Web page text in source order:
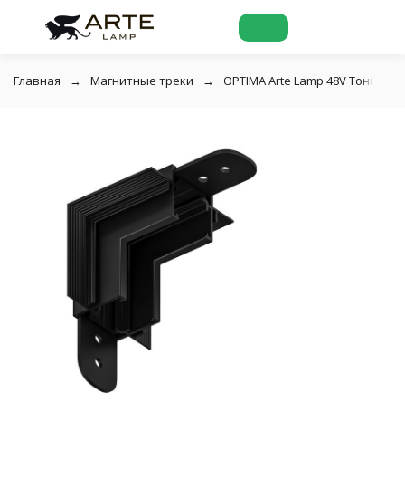
Главная Магнитные треки OPTIMA Arte Lamp 48V Тонкая